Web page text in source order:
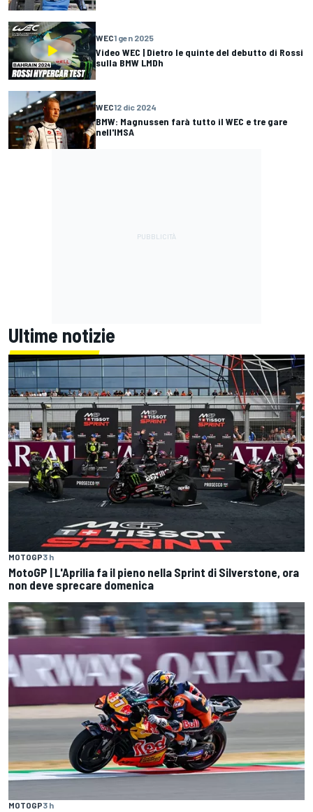
WEC1 gen 2025
Video WEC | Dietro le quinte del debutto di Rossi
sulla BMW LMDh
WEC12 dic 2024
BMW: Magnussen farà tutto il WEC e tre gare
nell'IMSA
Ultime notizie
MOTOGP3 h
MotoGP | L'Aprilia fa il pieno nella Sprint di Silverstone, ora
non deve sprecare domenica
MOTOGP3 h